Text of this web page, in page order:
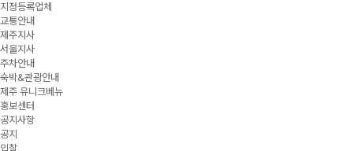
지정등록업체
교통안내
제주지사
서울지사
주차안내
숙박&관광안내
제주 유니크베뉴
홍보센터
공지사항
공지
입찰